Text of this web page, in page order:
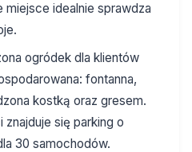
miejsce idealnie sprawdza
ogródek dla klientów
fontanna,
kostką oraz gresem.
się parking o
30 samochodów.